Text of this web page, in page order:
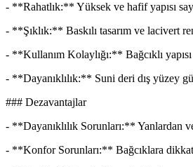
- **Rahatlık:** Yüksek ve hafif yapısı
- **Şıklık:** Baskılı tasarım ve lacivert
- **Kullanım Kolaylığı:** Bağcıklı
- **Dayanıklılık:** Suni deri dış yüzey
### Dezavantajlar
- **Dayanıklılık Sorunları:** Yanlardan
- **Konfor Sorunları:** Bağcıklara dikkat